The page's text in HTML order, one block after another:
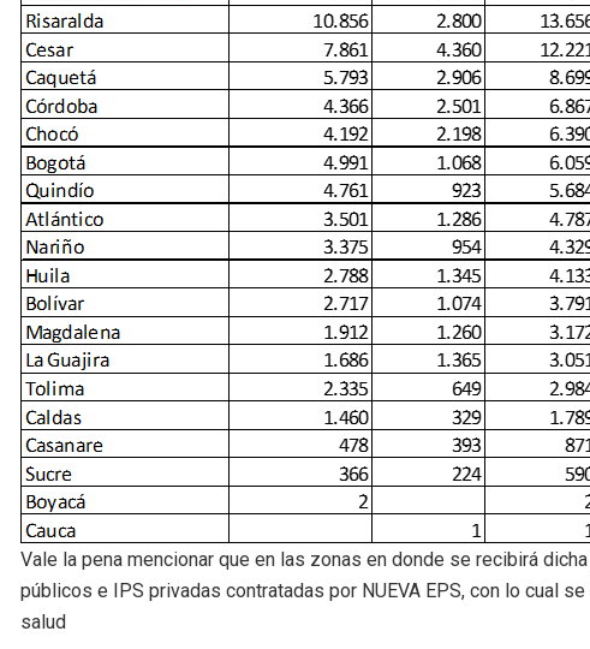
Vale la pena mencionar que en las zonas en donde se recibirá
públicos e IPS privadas contratadas por NUEVA EPS, con lo cual
salud